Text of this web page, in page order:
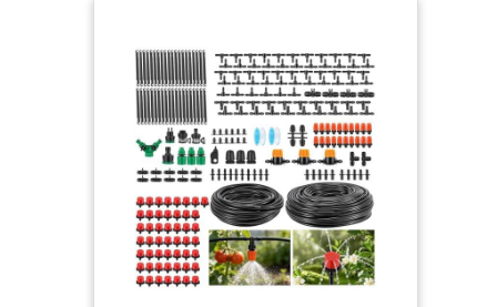
GARDENA Water Control Flex (Art. No. 1890-20)